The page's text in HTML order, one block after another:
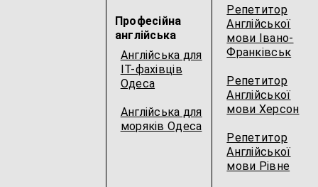
Професійна
англійська
Англійська для
IT-фахівців
Одеса
Англійська для
моряків Одеса
Репетитор
Англійської
мови Івано-
Франківськ
Репетитор
Англійської
мови Херсон
Репетитор
Англійської
мови Рівне